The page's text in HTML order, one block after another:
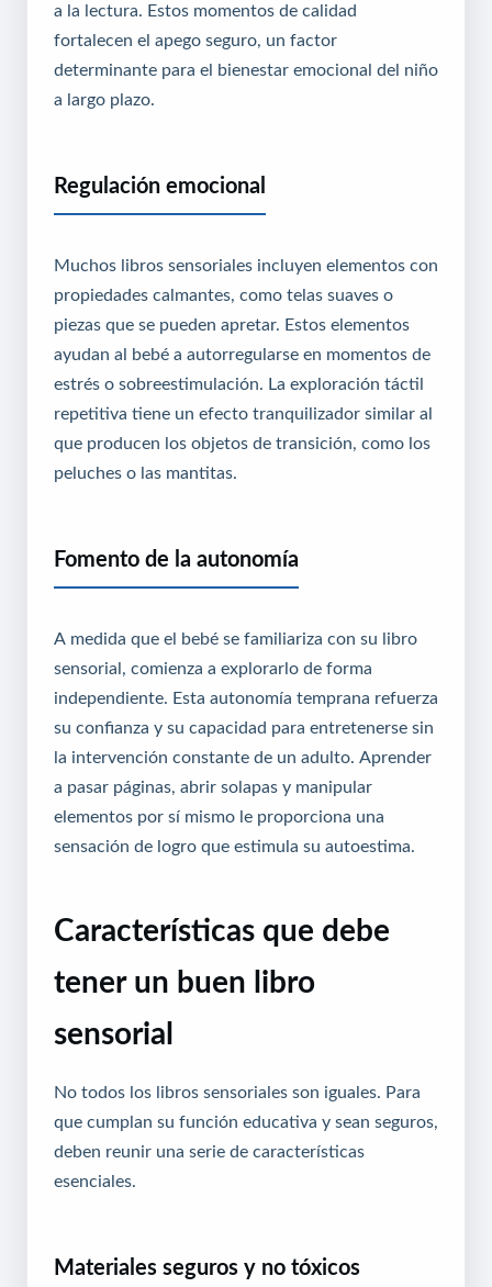
a la lectura. Estos momentos de calidad
fortalecen el apego seguro, un factor
determinante para el bienestar emocional del niño
a largo plazo.
Regulación emocional
Muchos libros sensoriales incluyen elementos con
propiedades calmantes, como telas suaves o
piezas que se pueden apretar. Estos elementos
ayudan al bebé a autorregularse en momentos de
estrés o sobreestimulación. La exploración táctil
repetitiva tiene un efecto tranquilizador similar al
que producen los objetos de transición, como los
peluches o las mantitas.
Fomento de la autonomía
A medida que el bebé se familiariza con su libro
sensorial, comienza a explorarlo de forma
independiente. Esta autonomía temprana refuerza
su confianza y su capacidad para entretenerse sin
la intervención constante de un adulto. Aprender
a pasar páginas, abrir solapas y manipular
elementos por sí mismo le proporciona una
sensación de logro que estimula su autoestima.
Características que debe
tener un buen libro
sensorial
No todos los libros sensoriales son iguales. Para
que cumplan su función educativa y sean seguros,
deben reunir una serie de características
esenciales.
Materiales seguros y no tóxicos